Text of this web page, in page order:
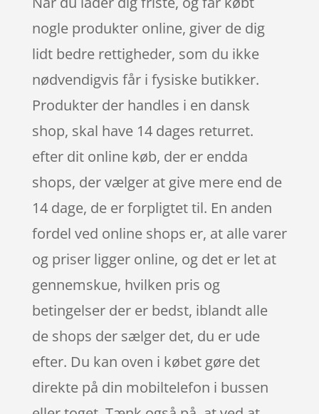
nogle produkter online, giver de dig
lidt bedre rettigheder, som du ikke
nødvendigvis får i fysiske butikker.
Produkter der handles i en dansk
shop, skal have 14 dages returret.
efter dit online køb, der er endda
shops, der vælger at give mere end de
14 dage, de er forpligtet til. En anden
fordel ved online shops er, at alle varer
og priser ligger online, og det er let at
gennemskue, hvilken pris og
betingelser der er bedst, iblandt alle
de shops der sælger det, du er ude
efter. Du kan oven i købet gøre det
direkte på din mobiltelefon i bussen